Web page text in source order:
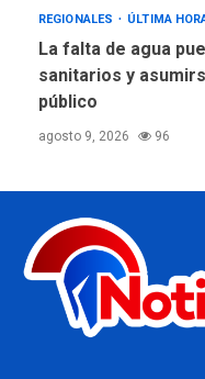
REGIONALES ÚLTIMA
La falta de agua
sanitarios y
público
agosto 9, 2026 96